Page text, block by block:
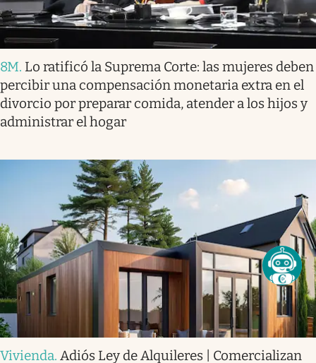
8M. Lo ratificó la Suprema Corte: las mujeres deben
percibir una compensación monetaria extra en el
divorcio por preparar comida, atender a los hijos y
administrar el hogar
Vivienda. Adiós Ley de Alquileres | Comercializan